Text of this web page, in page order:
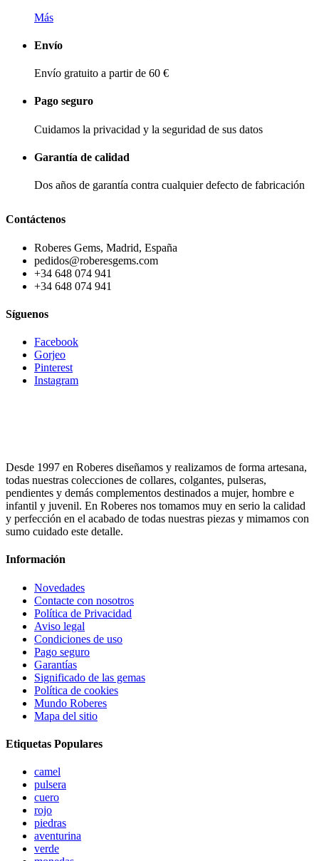
Más
Envío
Envío gratuito a partir de 60 €
Pago seguro
Cuidamos la privacidad y la seguridad de sus datos
Garantía de calidad
Dos años de garantía contra cualquier defecto de fabricación
Contáctenos
Roberes Gems, Madrid, España
pedidos@roberesgems.com
+34 648 074 941
+34 648 074 941
Síguenos
Facebook
Gorjeo
Pinterest
Instagram
Desde 1997 en Roberes diseñamos y realizamos de forma artesana,
todas nuestras colecciones de collares, colgantes, pulseras,
pendientes y demás complementos destinados a mujer, hombre e
infantil y juvenil. En Roberes nos tomamos muy en serio la calidad
y perfección en el acabado de todas nuestras piezas y mimamos con
sumo cuidado este detalle.
Información
Novedades
Contacte con nosotros
Política de Privacidad
Aviso legal
Condiciones de uso
Pago seguro
Garantías
Significado de las gemas
Política de cookies
Mundo Roberes
Mapa del sitio
Etiquetas Populares
camel
pulsera
cuero
rojo
piedras
aventurina
verde